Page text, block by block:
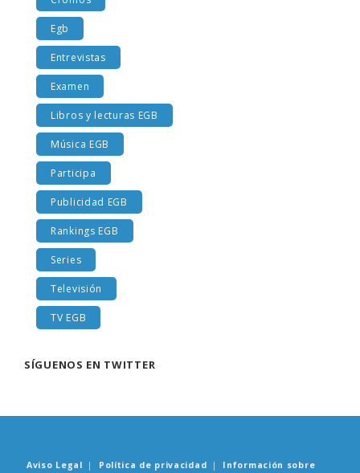
Cromos
Egb
Entrevistas
Examen
Libros y lecturas EGB
Música EGB
Participa
Publicidad EGB
Rankings EGB
Series
Televisión
TV EGB
SÍGUENOS EN TWITTER